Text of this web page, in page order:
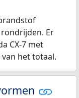
rondrijden. Er
CX-7 met
het totaal.